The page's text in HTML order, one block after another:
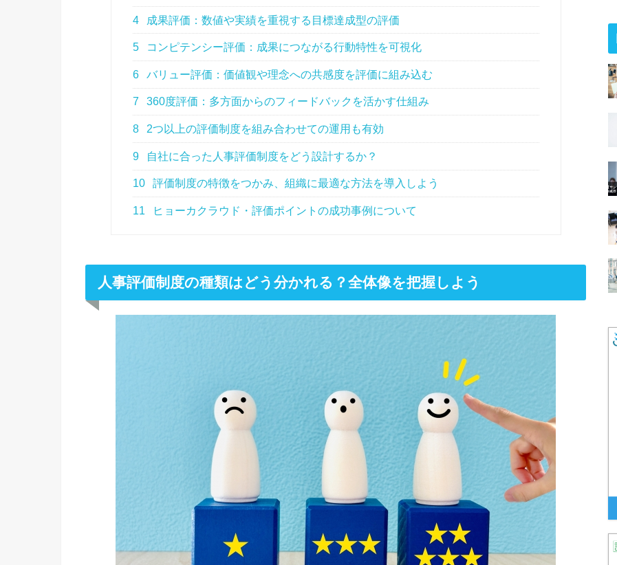
4 成果評価：数値や実績を重視する目標達成型の評価
5 コンピテンシー評価：成果につながる行動特性を可視化
6 バリュー評価：価値観や理念への共感度を評価に組み込む
7 360度評価：多方面からのフィードバックを活かす仕組み
8 2つ以上の評価制度を組み合わせての運用も有効
9 自社に合った人事評価制度をどう設計するか？
10 評価制度の特徴をつかみ、組織に最適な方法を導入しよう
11 ヒョーカクラウド・評価ポイントの成功事例について
人事評価制度の種類はどう分かれる？全体像を把握しよう